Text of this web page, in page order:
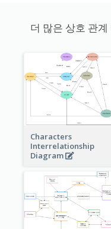
더 많은 상호 관
Characters
Interrelationship
Diagram